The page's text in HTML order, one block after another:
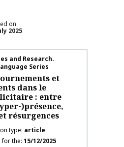
on
2025
and Research.
Series
et
dans le
: entre
)présence,
résurgences
type article
for the 15/12/2025